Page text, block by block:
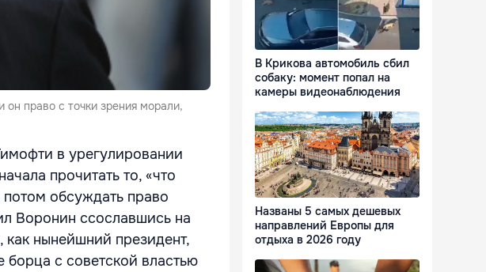
он право с точки зрения морали,
в урегулировании
прочитать то, «что
потом обсуждать право
Воронин ссославшись на
нынейшний президент,
борца с советской властью
В Крикова автомобиль сбил
собаку: момент попал на
камеры видеонаблюдения
Названы 5 самых дешевых
направлений Европы для
отдыха в 2026 году